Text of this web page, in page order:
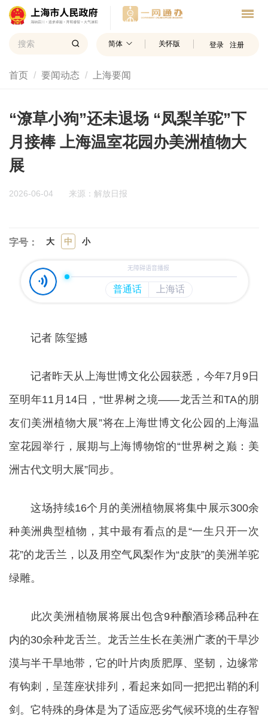
简体 关怀版 登录 注册
首页 要闻动态 上海要闻
“潦草小狗”还未退场 “凤梨羊驼”下
月接棒 上海温室花园办美洲植物大
展
2026-06-04 来源：解放日报
字号： 大 中 小
记者 陈玺撼
记者昨天从上海世博文化公园获悉，今年7月9日
至明年11月14日，“世界树之境——龙舌兰和TA的朋
友们美洲植物大展”将在上海世博文化公园的上海温
室花园举行，展期与上海博物馆的“世界树之巅：美
洲古代文明大展”同步。
这场持续16个月的美洲植物展将集中展示300余
种美洲典型植物，其中最有看点的是“一生只开一次
花”的龙舌兰，以及用空气凤梨作为“皮肤”的美洲羊驼
绿雕。
此次美洲植物展将展出包含9种酿酒珍稀品种在
内的30余种龙舌兰。龙舌兰生长在美洲广袤的干旱沙
漠与半干旱地带，它的叶片肉质肥厚、坚韧，边缘常
有钩刺，呈莲座状排列，看起来如同一把把出鞘的利
剑。它特殊的身体是为了适应恶劣气候环境的生存智